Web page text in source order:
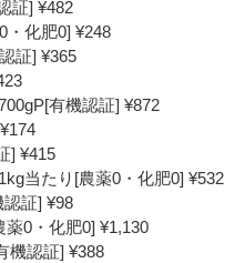
証] ¥482
・化肥0] ¥248
証] ¥365
有機認証] ¥872
] ¥415
当たり[農薬0・化肥0] ¥532
証] ¥98
0・化肥0] ¥1,130
機認証] ¥388